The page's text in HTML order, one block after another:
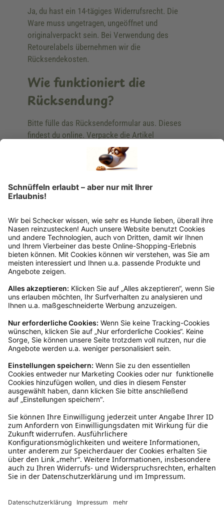
Ja, du hast ein 14-tägiges Widerrufsrecht. Die
Ware muss ungetragen, ungeöffnet und
originalverpackt sein. Bei Verwendung des
Retourelabels übernehmen wir die
Rücksendekosten.
Wie funktioniert die
Rücksendung?
Bitte fülle das Rücksendeformular aus. Dieses
findest du online. Verpacke die Artikel
anschließend sicher und klebe das
Rücksendeetikett auf das Paket. Dieses kannst du
dir in deinem Kundenkonto anfordern. Hast du als
Gast bestellt, schreibe uns eine Email an
verkauf@schecker.de oder rufe zu unseren
Rücksendeetikett zukommen.
Kundenservice
Mo – Fr 9 – 17 Uhr, Sa 9 – 13 Uhr
Ruf uns an
04942-60 64 080
Schreibe uns
verkauf@schecker.de
WhatsApp Support
+49 1520 8997191
Tritt unserem Newsletter bei